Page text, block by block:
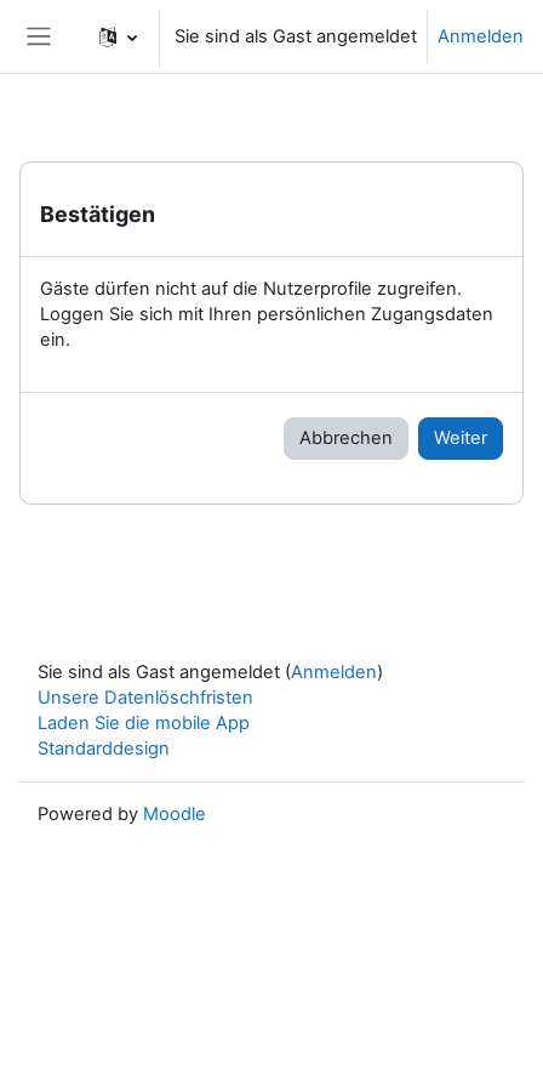
Website-Übersicht
Sie sind als Gast angemeldet Anmelden
Bestätigen
Gäste dürfen nicht auf die Nutzerprofile zugreifen.
Loggen Sie sich mit Ihren persönlichen Zugangsdaten
ein.
Abbrechen Weiter
Sie sind als Gast angemeldet (Anmelden)
Unsere Datenlöschfristen
Laden Sie die mobile App
Standarddesign
Powered by Moodle